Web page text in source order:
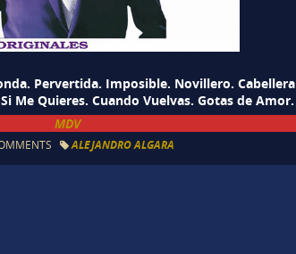
Pervertida. Imposible. Novillero. Cabellera
Me Quieres. Cuando Vuelvas. Gotas de Amor.
MDV
ALEJANDRO ALGARA